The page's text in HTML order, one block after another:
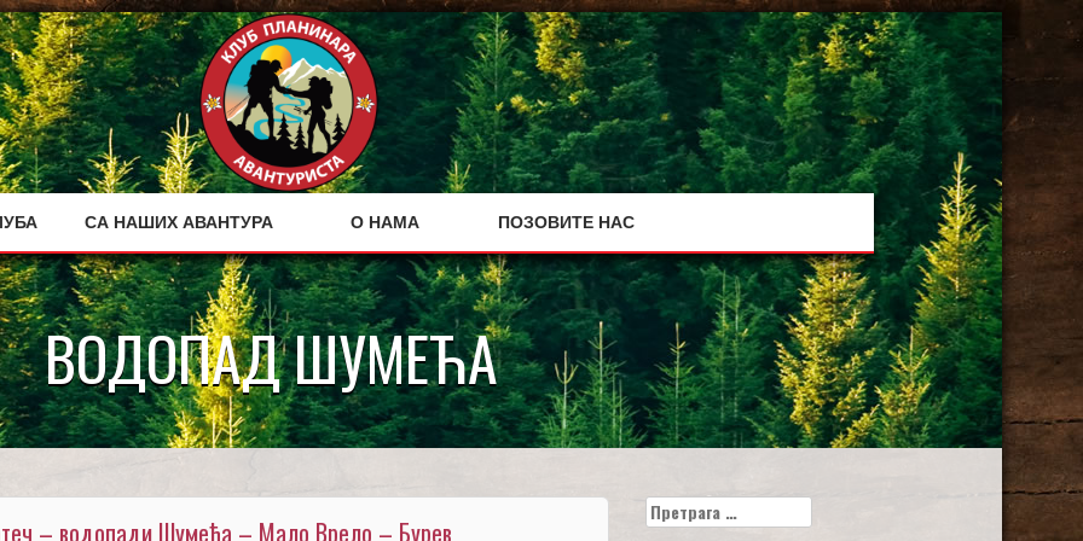
СА НАШИХ АВАНТУРА О НАМА ПОЗОВИТЕ НАС
ВОДОПАД ШУМЕЋА
– водопади Шумећа – Мало Врело – Бурев
Претрага
за: